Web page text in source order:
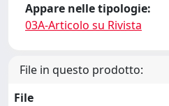
Appare nelle tipologie:
03A-Articolo su Rivista
File in questo prodotto:
File